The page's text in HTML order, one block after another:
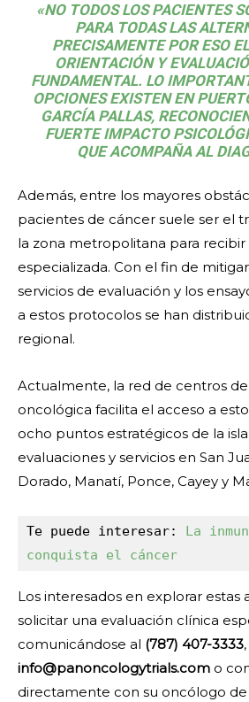
«NO TODOS LOS PACIENTES
PARA TODAS LAS
PRECISAMENTE POR ESO
ORIENTACIÓN Y
FUNDAMENTAL. LO
OPCIONES EXISTEN EN
GARCÍA PALLAS,
FUERTE IMPACTO
QUE ACOMPAÑA AL
Además, entre los mayores
pacientes de cáncer suele ser el
la zona metropolitana para
especializada. Con el fin de
servicios de evaluación y los
a estos protocolos se han
regional.
Actualmente, la red de centros
oncológica facilita el acceso a
ocho puntos estratégicos de la
evaluaciones y servicios en San
Dorado, Manatí, Ponce, Cayey y
Te puede interesar: La
conquista el cáncer
Los interesados en explorar estas
solicitar una evaluación clínica
comunicándose al (787) 407-3333
info@panoncologytrials.com o
directamente con su oncólogo de